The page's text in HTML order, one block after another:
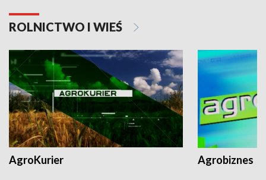
ROLNICTWO I WIEŚ
AgroKurier Agrobiznes